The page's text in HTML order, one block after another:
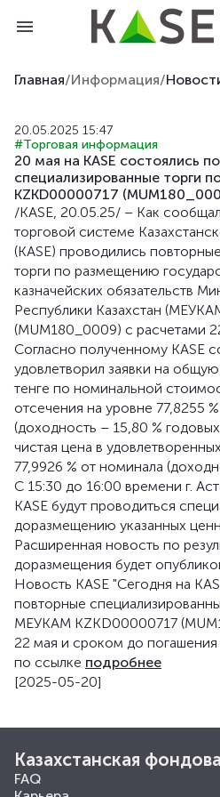
Главная/Информация/
20.05.2025 15:47
#Торговая информация
20 мая на KASE состоялись
специализированные торги
KZKD00000717
/KASE, 20.05.25/ – Как
торговой системе
(KASE) проводились
торги по размещению
казначейских обязательств
Республики Казахстан
(MUM180_0009) с расчетами
Согласно полученному KASE
удовлетворил заявки на
тенге по номинальной
отсечения на уровне 77,8255
(доходность – 15,80 %
чистая цена в
77,9926 % от номинала
С 15:30 до 16:00 времени г.
KASE будут проводиться
доразмещению указанных
Расширенная новость по
доразмещения будет
Новость KASE "Сегодня на
повторные
МЕУКАМ KZKD00000717
22 мая и сроком до погашения
по ссылке подробнее
[2025-05-20]
Казахстанская
FAQ